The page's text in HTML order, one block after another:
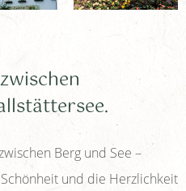
Berg und See –
und die Herzlichkeit